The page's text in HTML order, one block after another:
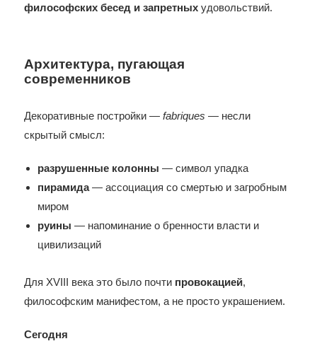
философских бесед и запретных удовольствий.
Архитектура, пугающая
современников
Декоративные постройки —fabriques — несли
скрытый смысл:
разрушенные колонны — символ упадка
пирамида— ассоциация со смертью и загробным
миром
руины — напоминание о бренности власти и
цивилизаций
Для XVIII века это было почти провокацией,
философским манифестом, а не просто украшением.
Сегодня